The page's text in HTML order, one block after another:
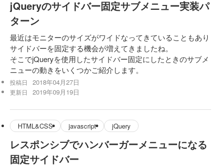
jQueryのサイドバー固定サブメニュー実装パ
ターン
最近はモニターのサイズがワイドなってきていることもあり
サイドバーを固定する機会が増えてきましたね。
そこでjQueryを使用したサイドバー固定にしたときのサブメ
ニューの動きをいくつかご紹介します。
投稿日 2018年04月27日
更新日 2019年09月19日
HTML&CSS javascript jQuery
レスポンシブでハンバーガーメニューになる
固定サイドバー